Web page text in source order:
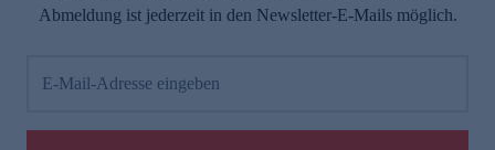
Abmeldung ist jederzeit in den Newsletter-E-Mails möglich.
E-Mail-Adresse eingeben